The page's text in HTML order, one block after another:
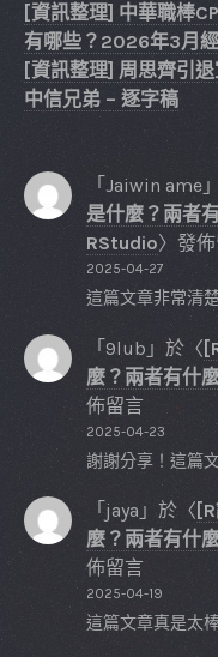
[資訊整理] 中華職棒
有哪些？2026年3月
[資訊整理] 周思齊引
中信兄弟 – 逐字稿
「 Jaiwin ame
是什麼？兩者
RStudio〉發
2025-04-27
這篇文章非常清
「 9lub 」於〈
麼？兩者有什
佈留言
2025-04-23
謝謝分享！這篇
「 jaya 」於〈
麼？兩者有什
佈留言
2025-04-19
這篇文章真是太